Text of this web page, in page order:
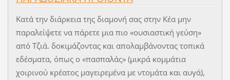
Κατά την διάρκεια της διαμονή σας στην Κέα μην
παραλείψετε να πάρετε μια πιο «ουσιαστική γεύση»
από Τζιά. δοκιμάζοντας και απολαμβάνοντας τοπικά
εδέσματα, όπως ο «πασπαλάς» (μικρά κομμάτια
χοιρινού κρέατος μαγειρεμένα με ντομάτα και αυγά),